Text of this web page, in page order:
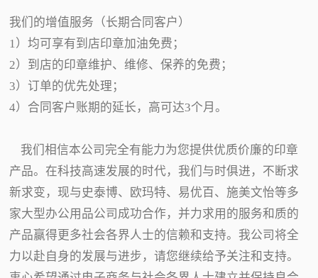
我们的增值服务（长期合同客户）
1）均可享有到店印章加油免费；
2）到店的印章维护、维修、保养的免费；
3）订单的优先处理；
4）合同客户账期的延长，高可达3个月。
我们相信本公司完全有能力为您提供优质价廉的印章
产品。在科技高速发展的时代，我们与时俱进，不断求
新求变，现与史泰博、欧玛特、易优百、施美文怡等多
家大型办公用品公司成功合作，并力求用的服务和质的
产品赢得更多社会各界人士的信赖和支持。我公司将全
力以赴自身的发展与进步，请您继续给予关注和支持。